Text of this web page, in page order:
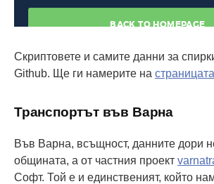
Скриптовете и самите данни за
Github. Ще ги намерите на страницата
Транспортът във Варна
Във Варна, всъщност, данните дори
общината, а от частния проект
Софт. Той е и единственият, който